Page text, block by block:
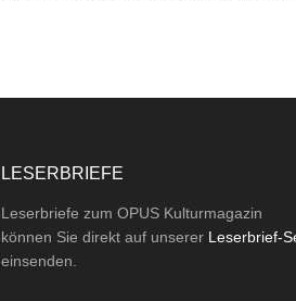
LESERBRIEFE
Leserbriefe zum OPUS Kulturmagazin
können Sie direkt auf unserer Leserbrief-
einsenden.